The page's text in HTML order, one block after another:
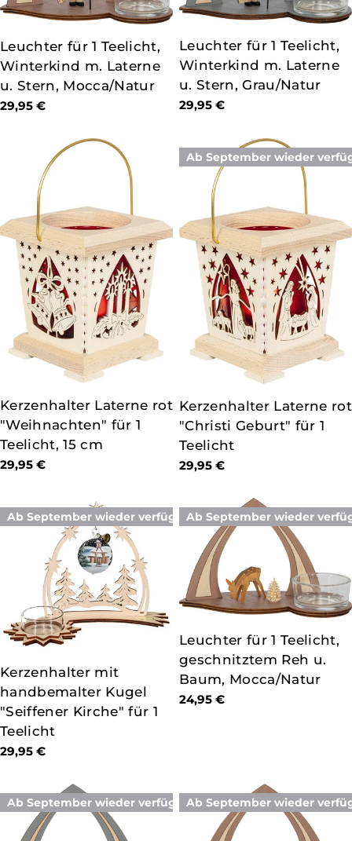
TYP:
Leuchter für 1 Teelicht,
Winterkind m. Laterne
u. Stern, Mocca/Natur
Regulärer
29,95 €
TYP:
Leuchter für 1 Teelicht,
Winterkind m. Laterne
u. Stern, Grau/Natur
Regulärer
29,95 €
TYP:
Kerzenhalter Laterne rot
"Weihnachten" für 1
Teelicht, 15 cm
Regulärer
29,95 €
Ab September wieder
TYP:
Kerzenhalter Laterne rot
"Christi Geburt" für 1
Teelicht
Regulärer
29,95 €
Ab September wieder verfügbar
TYP:
Kerzenhalter mit
handbemalter Kugel
"Seiffener Kirche" für 1
Teelicht
Regulärer
29,95 €
Ab September wieder
TYP:
Leuchter für 1 Teelicht,
geschnitztem Reh u.
Baum, Mocca/Natur
Regulärer
24,95 €
Ab September wieder verfügbarAb September wieder